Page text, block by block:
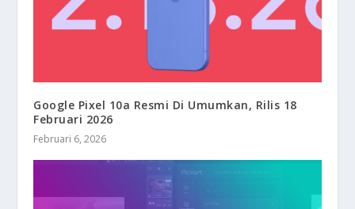
Google Pixel 10a Resmi Di Umumkan, Rilis 18
Februari 2026
Februari 6, 2026